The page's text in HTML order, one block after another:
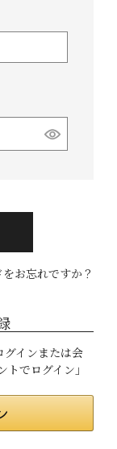
お忘れですか？
インまたは会
でログイン」